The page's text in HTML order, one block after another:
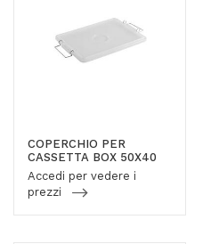
COPERCHIO PER
CASSETTA BOX 50X40
Accedi per vedere i
prezzi